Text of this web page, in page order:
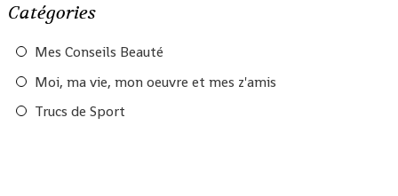
Catégories
Mes Conseils Beauté
Moi, ma vie, mon oeuvre et mes z'amis
Trucs de Sport